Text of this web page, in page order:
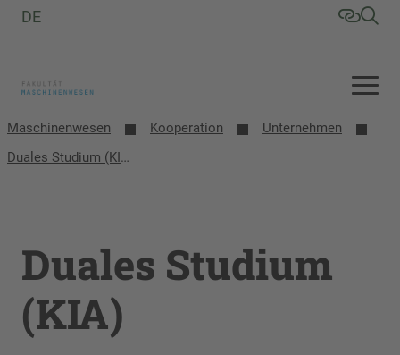
DE
Maschinenwesen Kooperation
Unternehmen
Duales Studium (KIA)
Duales Studium
(KIA)